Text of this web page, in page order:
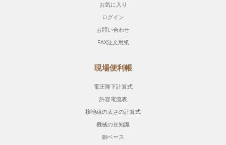
お気に入り
ログイン
お問い合わせ
FAX注文用紙
現場便利帳
電圧降下計算式
許容電流表
接地線の太さの計算式
機械の豆知識
銅ベース